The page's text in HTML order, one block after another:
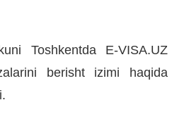
Toshkentda E-VISA.UZ
berisht izimi haqida